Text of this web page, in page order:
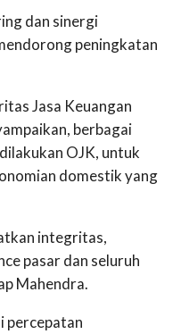
dan sinergi
peningkatan
Jasa Keuangan
berbagai
OJK, untuk
domestik yang
integritas,
pasar dan seluruh
Mahendra.
percepatan